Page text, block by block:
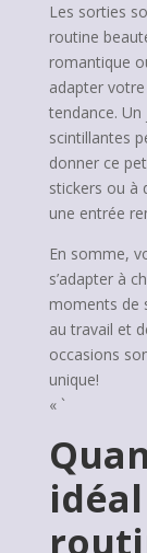
Les sorties
routine
romantique
adapter
tendance. Un
scintillantes
donner ce
stickers ou à
une entrée
En somme,
s’adapter à
moments de
au travail et
occasions
unique!
« `